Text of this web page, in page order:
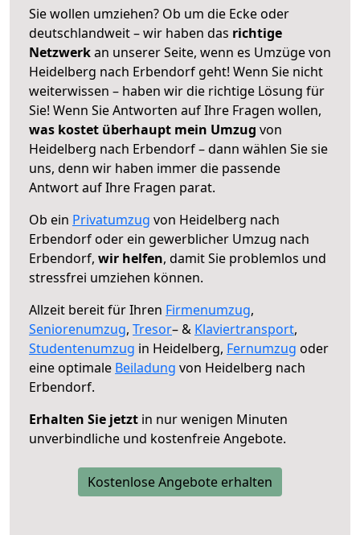
Sie wollen umziehen? Ob um die Ecke oder
deutschlandweit – wir haben das richtige
Netzwerkan unserer Seite, wenn es Umzüge von
Heidelberg nach Erbendorf geht! Wenn Sie nicht
weiterwissen – haben wir die richtige Lösung für
Sie! Wenn Sie Antworten auf Ihre Fragen wollen,
was kostet überhaupt mein Umzug von
Heidelberg nach Erbendorf – dann wählen Sie sie
uns, denn wir haben immer die passende
Antwort auf Ihre Fragen parat.
Ob ein Privatumzug von Heidelberg nach
Erbendorf oder ein gewerblicher Umzug nach
Erbendorf, wir helfen, damit Sie problemlos und
stressfrei umziehen können.
Allzeit bereit für Ihren Firmenumzug,
Seniorenumzug, Tresor– & Klaviertransport,
Studentenumzug in Heidelberg, Fernumzug oder
eine optimale Beiladung von Heidelberg nach
Erbendorf.
Erhalten Sie jetzt in nur wenigen Minuten
unverbindliche und kostenfreie Angebote.
Kostenlose Angebote erhalten